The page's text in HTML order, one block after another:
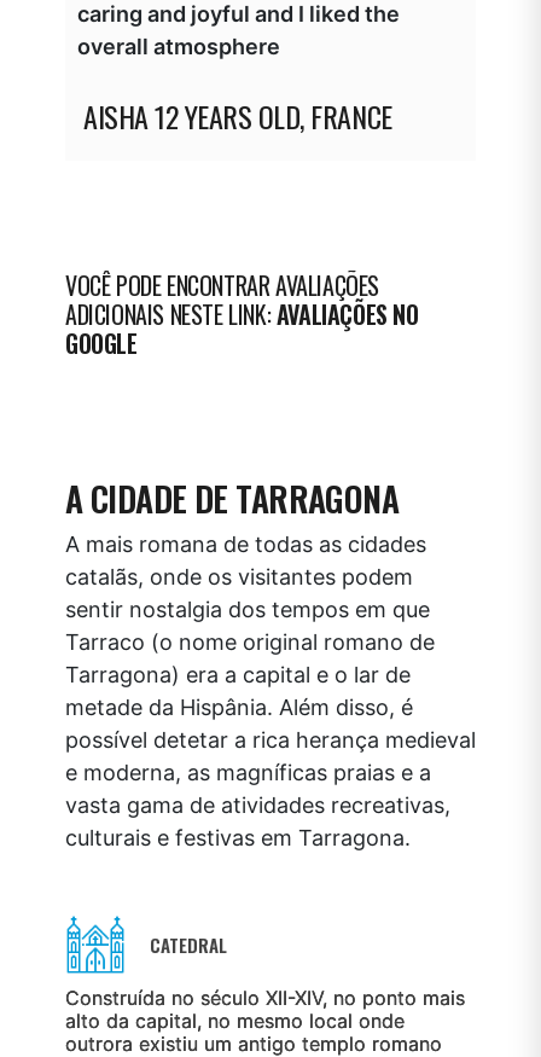
caring and joyful and I liked the
overall atmosphere
AISHA12 YEARS OLD, FRANCE
VOCÊ PODE ENCONTRAR AVALIAÇÕES
ADICIONAIS NESTE LINK:AVALIAÇÕES NO
GOOGLE
A CIDADE DE TARRAGONA
A mais romana de todas as cidades
catalãs, onde os visitantes podem
sentir nostalgia dos tempos em que
Tarraco (o nome original romano de
Tarragona) era a capital e o lar de
metade da Hispânia. Além disso, é
possível detetar a rica herança medieval
e moderna, as magníficas praias e a
vasta gama de atividades recreativas,
culturais e festivas em Tarragona.
CATEDRAL
Construída no século XII-XIV, no ponto mais
alto da capital, no mesmo local onde
outrora existiu um antigo templo romano